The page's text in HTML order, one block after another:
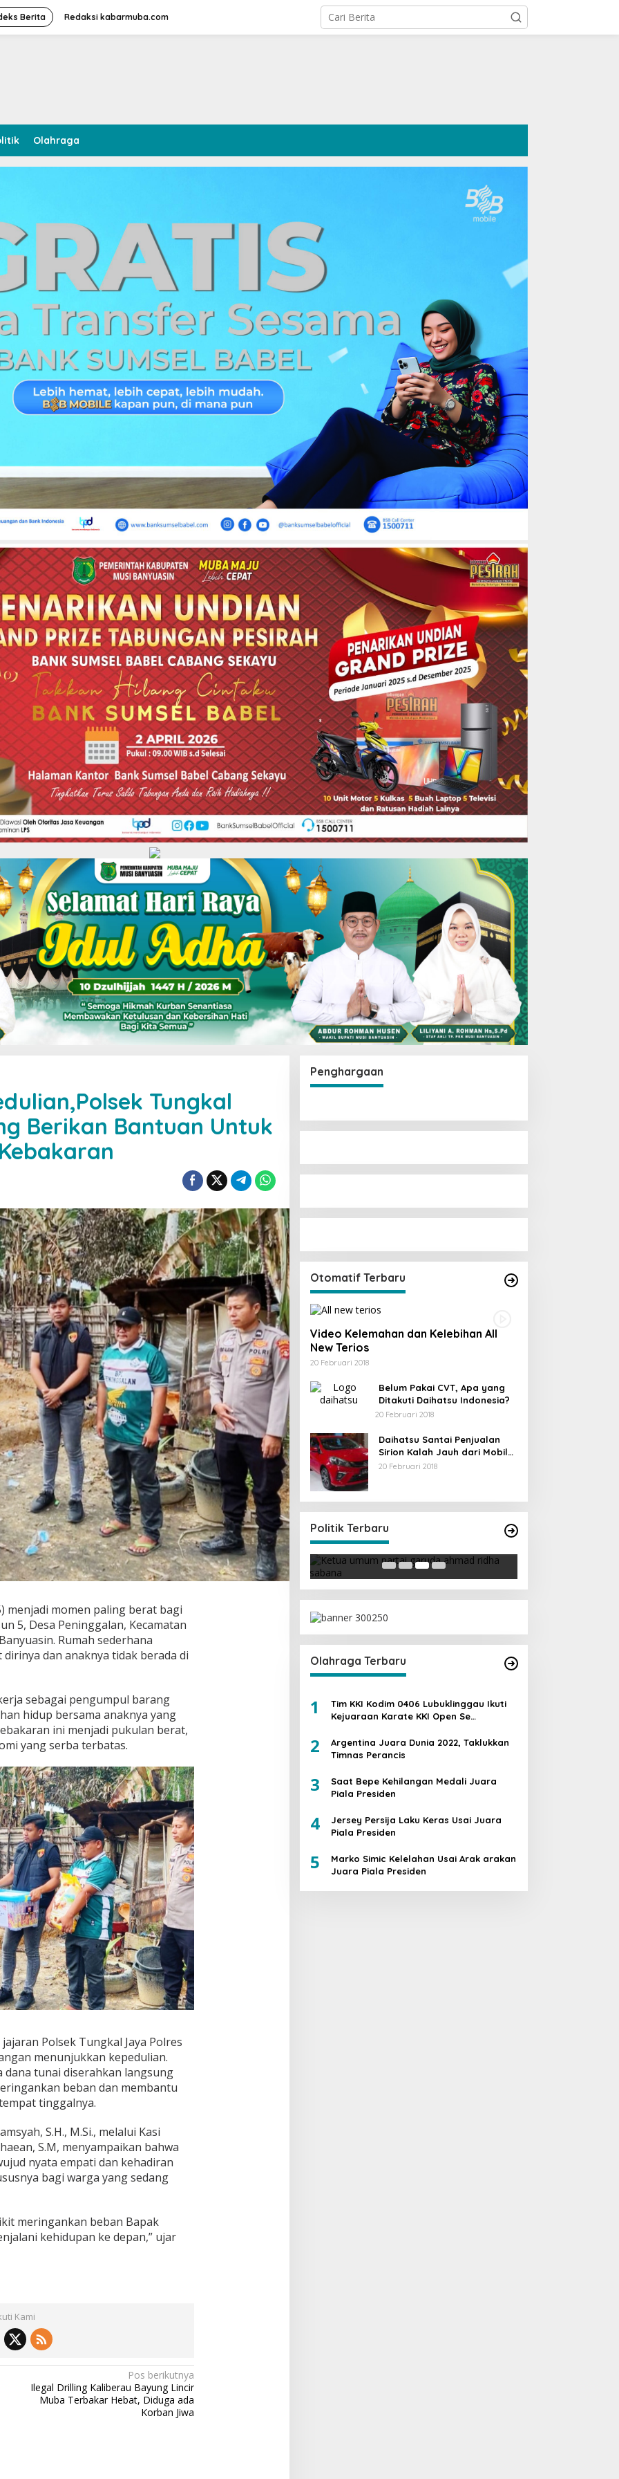
Berita Redaksi kabarmuba.com
Olahraga
Tungkal
Berikan Bantuan Untuk
menjadi momen paling berat bagi
5, Desa Peninggalan, Kecamatan
Rumah sederhana
dan anaknya tidak berada di
sebagai pengumpul barang
hidup bersama anaknya yang
ini menjadi pukulan berat,
yang serba terbatas.
Polsek Tungkal Jaya Polres
menunjukkan kepedulian.
tunai diserahkan langsung
beban dan membantu
tinggalnya.
S.H., M.Si., melalui Kasi
S.M, menyampaikan bahwa
nyata empati dan kehadiran
bagi warga yang sedang
meringankan beban Bapak
kehidupan ke depan,” ujar
Kami
Pos berikutnya
Ilegal Drilling Kaliberau Bayung Lincir
Muba Terbakar Hebat, Diduga ada
Korban Jiwa
Penghargaan
Otomatif Terbaru
Video Kelemahan dan Kelebihan All
New Terios
20 Februari 2018
Belum Pakai CVT, Apa yang
Ditakuti Daihatsu Indonesia?
20 Februari 2018
Daihatsu Santai Penjualan
Sirion Kalah Jauh dari Mobil
LCGC
20 Februari 2018
Politik Terbaru
IKJB Dukung
Gubernur
2023
KPU Trenggalek Gelar Uji Publik
Di Berita, Jawa Timur, Politik, Trenggalek
13
Desember 2022
Ini Dia Hubungan Partai Garuda
dengan Gerindra
Olahraga Terbaru
1
Tim KKI Kodim 0406 Lubuklinggau Ikuti
Kejuaraan Karate KKI Open Se
2
Argentina Juara Dunia 2022, Taklukkan
Timnas Perancis
3
Saat Bepe Kehilangan Medali Juara
Piala Presiden
4
Jersey Persija Laku Keras Usai Juara
Piala Presiden
5
Marko Simic Kelelahan Usai Arak arakan
Juara Piala Presiden